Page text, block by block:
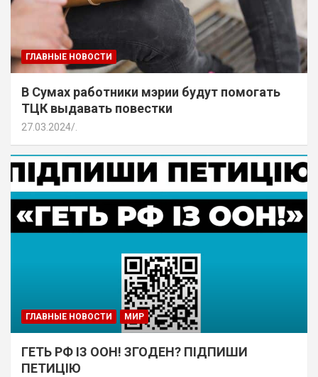
ГЛАВНЫЕ НОВОСТИ
В Сумах работники мэрии будут помогать
ТЦК выдавать повестки
27.03.2024
ГЛАВНЫЕ НОВОСТИ МИР
ГЕТЬ РФ ІЗ ООН! ЗГОДЕН? ПІДПИШИ
ПЕТИЦІЮ